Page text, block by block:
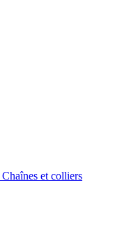
Chaînes et colliers